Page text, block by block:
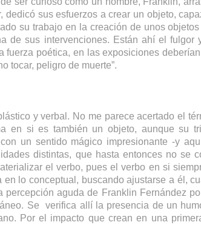
sus esfuerzos a crear un objeto,
su trabajo en la creación de unos
de sus intervenciones. Están ahí el fulgor
poética, en las exposiciones
tocar, peligro de muerte”.
y verbal. No me parece acertado el
en si es también un objeto, aunque su
un sentido mágico impresionante -y
distintas, que hasta entonces no se
el verbo, pues el verbo en si
lo conceptual, buscando ajustarse a él,
aguda de Franklin Fernández
Se verifica allí la presencia de un
Por el impacto que crean en una